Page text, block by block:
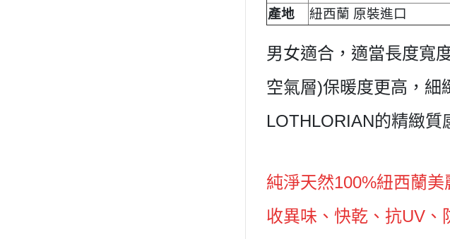
產地
紐西蘭 原裝進口
男女適合，適當長度寬
空氣層)保暖度更高，細
LOTHLORIAN的精緻質
純淨天然100%紐西蘭美
收異味、快乾、 抗UV、